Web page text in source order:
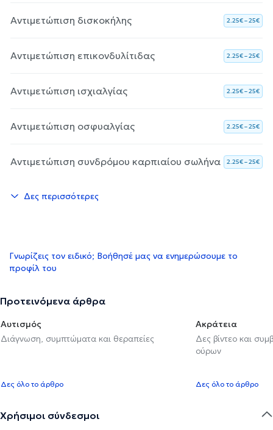
Αντιμετώπιση δισκοκήλης 2.25€ – 25€
Αντιμετώπιση επικονδυλίτιδας 2.25€ – 25€
Αντιμετώπιση ισχιαλγίας 2.25€ – 25€
Αντιμετώπιση οσφυαλγίας 2.25€ – 25€
Αντιμετώπιση συνδρόμου καρπιαίου σωλήνα 2.25€ – 25€
Δες περισσότερες
Γνωρίζεις τον ειδικό; Βοήθησέ μας να ενημερώσουμε το
προφίλ του
Προτεινόμενα άρθρα
Αυτισμός
Διάγνωση, συμπτώματα και θεραπείες
Δες όλο το άρθρο
Ακράτεια
Δες βίντεο και
ούρων
Δες όλο το άρθρο
Χρήσιμοι σύνδεσμοι